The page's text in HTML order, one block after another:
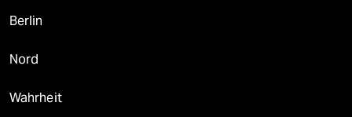
Berlin
Nord
Wahrheit